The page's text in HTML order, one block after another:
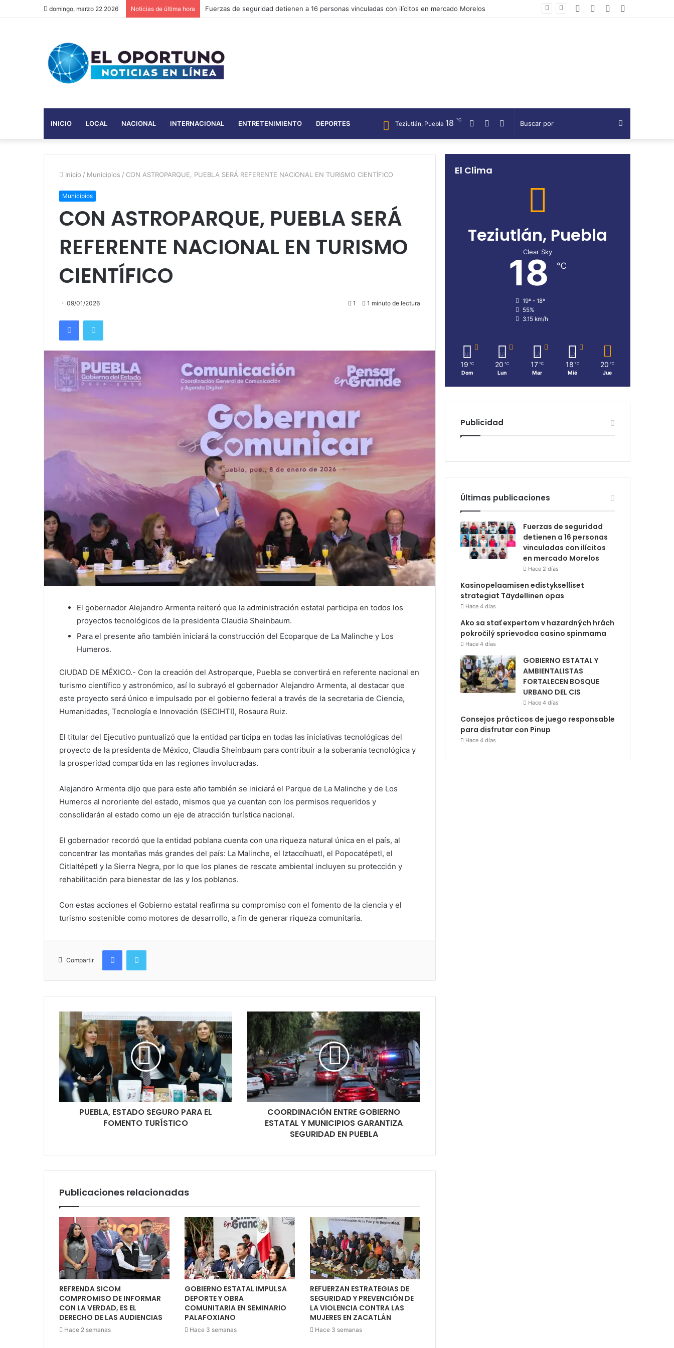
domingo, marzo 22 2026 Noticias de última hora Kasinopelaamisen edistykselliset strategiat Täydellinen opas Telegram
Twitter
Facebook
INICIO LOCAL NACIONAL INTERNACIONAL ENTRETENIMIENTO DEPORTES Buscar
por
Telegram
Twitter
Facebook
Teziutlán, Puebla 18 ℃
Inicio / Municipios / CON ASTROPARQUE, PUEBLA SERÁ REFERENTE NACIONAL EN TURISMO CIENTÍFICO
Municipios
CON ASTROPARQUE, PUEBLA SERÁ
REFERENTE NACIONAL EN TURISMO
CIENTÍFICO
09/01/2026 1 1 minuto de lectura
FacebookTwitter
El gobernador Alejandro Armenta reiteró que la administración estatal participa en todos los
proyectos tecnológicos de la presidenta Claudia Sheinbaum.
Para el presente año también iniciará la construcción del Ecoparque de La Malinche y Los
Humeros.
CIUDAD DE MÉXICO.- Con la creación del Astroparque, Puebla se convertirá en referente nacional en
turismo científico y astronómico, así lo subrayó el gobernador Alejandro Armenta, al destacar que
este proyecto será único e impulsado por el gobierno federal a través de la secretaria de Ciencia,
Humanidades, Tecnología e Innovación (SECIHTI), Rosaura Ruiz.
El titular del Ejecutivo puntualizó que la entidad participa en todas las iniciativas tecnológicas del
proyecto de la presidenta de México, Claudia Sheinbaum para contribuir a la soberanía tecnológica y
la prosperidad compartida en las regiones involucradas.
Alejandro Armenta dijo que para este año también se iniciará el Parque de La Malinche y de Los
Humeros al nororiente del estado, mismos que ya cuentan con los permisos requeridos y
consolidarán al estado como un eje de atracción turística nacional.
El gobernador recordó que la entidad poblana cuenta con una riqueza natural única en el país, al
concentrar las montañas más grandes del país: La Malinche, el Iztaccíhuatl, el Popocatépetl, el
Citlaltépetl y la Sierra Negra, por lo que los planes de rescate ambiental incluyen su protección y
rehabilitación para bienestar de las y los poblanos.
Con estas acciones el Gobierno estatal reafirma su compromiso con el fomento de la ciencia y el
turismo sostenible como motores de desarrollo, a fin de generar riqueza comunitaria.
Compartir
FacebookTwitter
PUEBLA, ESTADO SEGURO PARA EL
FOMENTO TURÍSTICO
COORDINACIÓN ENTRE GOBIERNO
ESTATAL Y MUNICIPIOS GARANTIZA
SEGURIDAD EN PUEBLA
Publicaciones relacionadas
REFRENDA SICOM
COMPROMISO DE INFORMAR
CON LA VERDAD, ES EL
DERECHO DE LAS AUDIENCIAS
Hace 2 semanas
GOBIERNO ESTATAL IMPULSA
DEPORTE Y OBRA
COMUNITARIA EN SEMINARIO
PALAFOXIANO
Hace 3 semanas
REFUERZAN ESTRATEGIAS DE
SEGURIDAD Y PREVENCIÓN DE
LA VIOLENCIA CONTRA LAS
MUJERES EN ZACATLÁN
Hace 3 semanas
El Clima
Teziutlán, Puebla
Clear Sky
18 ℃
19º - 18º
55%
3.15 km/h
19 ℃
Dom
20 ℃
Lun
17 ℃
Mar
18 ℃
Mié
20 ℃
Jue
Publicidad
Últimas publicaciones
Fuerzas de seguridad
detienen a 16 personas
vinculadas con ilícitos
en mercado Morelos
Hace 2 días
Kasinopelaamisen edistykselliset
strategiat Täydellinen opas
Hace 4 días
Ako sa stať expertom v hazardných hrách
pokročilý sprievodca casino spinmama
Hace 4 días
GOBIERNO ESTATAL Y
AMBIENTALISTAS
FORTALECEN BOSQUE
URBANO DEL CIS
Hace 4 días
Consejos prácticos de juego responsable
para disfrutar con Pinup
Hace 4 días